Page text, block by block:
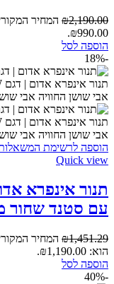
₪2,190.00 המחיר המקורי היה:
₪990.00.
הוספה לסל
-18%
הוספה לרשימת
Quick view
עם סטנד שחור
₪1,451.29 המחיר המקורי היה:
הוא: ₪1,190.00.
הוספה לסל
-40%